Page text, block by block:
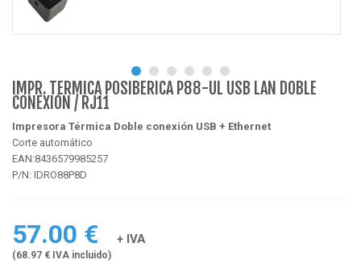
IMPR. TERMICA POSIBERICA P88-UL USB LAN DOBLE
CONEXIÓN / RJ11
Impresora Térmica Doble conexión USB + Ethernet
Corte automático
EAN:8436579985257
P/N: IDRO88P8D
57.00 € + IVA
(68.97 € IVA incluido)